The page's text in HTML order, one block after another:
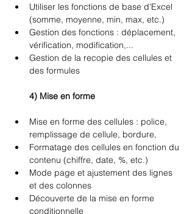
Utiliser les fonctions de base d’Excel
(somme, moyenne, min, max, etc.)
Gestion des fonctions : déplacement,
vérification, modification,...
Gestion de la recopie des cellules et
des formules
4) Mise en forme
Mise en forme des cellules : police,
remplissage de cellule, bordure,
Formatage des cellules en fonction du
contenu (chiffre, date, %, etc.)
Mode page et ajustement des lignes
et des colonnes
Découverte de la mise en forme
conditionnelle